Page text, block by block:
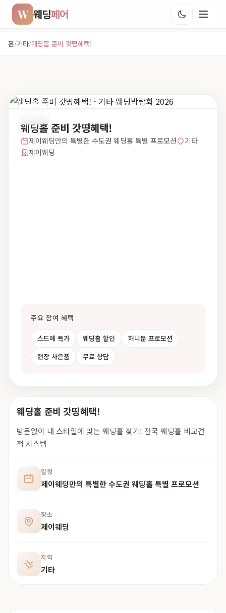
W 웨딩페어
홈/기타/웨딩홀 준비 갓띵혜택!
웨딩홀 준비 갓띵혜택!
제이웨딩만의 특별한 수도권 웨딩홀 특별 프로모션
기타
제이웨딩
주요 참여 혜택
스드메 특가 웨딩홀 할인
허니문 프로모션
현장 사은품
무료 상담
웨딩홀 준비 갓띵혜택!
방문없이 내 스타일에 맞는 웨딩홀 찾기! 전국 웨딩홀 비교견
적 시스템
일정
제이웨딩만의 특별한 수도권 웨딩홀 특별 프로모션
장소
제이웨딩
지역
기타